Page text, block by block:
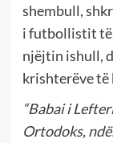
shembull,
i futbollistit të
njëjtin ishull,
krishterëve
“Babai i
Ortodoks,